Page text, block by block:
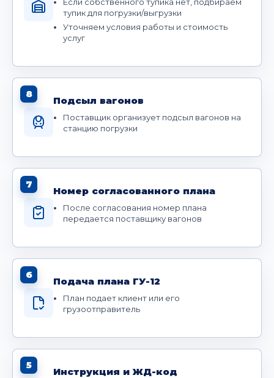
тупик для погрузки/выгрузки
Уточняем условия работы и стоимость
услуг
8
Подсыл вагонов
Поставщик организует подсыл вагонов на
станцию погрузки
7
Номер согласованного плана
После согласования номер плана
передается поставщику вагонов
6
Подача плана ГУ-12
План подает клиент или его
грузоотправитель
5
Инструкция и ЖД-код